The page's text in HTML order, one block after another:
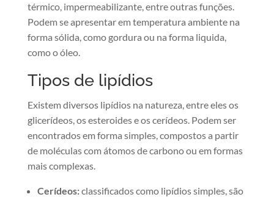
térmico, impermeabilizante, entre outras funções.
Podem se apresentar em temperatura ambiente na
forma sólida, como gordura ou na forma liquida,
como o óleo.
Tipos de lipídios
Existem diversos lipídios na natureza, entre eles os
glicerídeos, os esteroides e os cerídeos. Podem ser
encontrados em forma simples, compostos a partir
de moléculas com átomos de carbono ou em formas
mais complexas.
Cerídeos:classificados como lipídios simples, são